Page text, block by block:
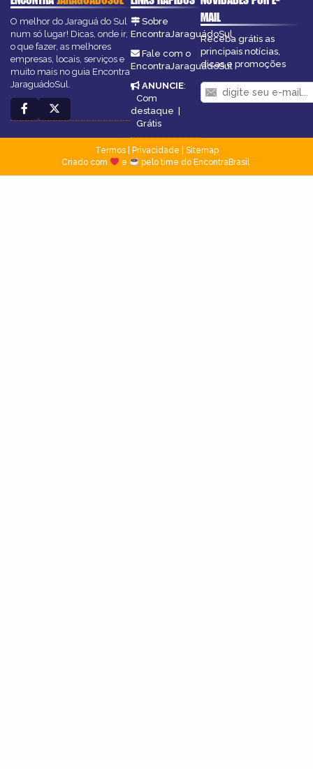
O melhor do Jaraguá do Sul
num só lugar! Dicas, onde ir,
o que fazer, as melhores
empresas, locais, serviços e
muito mais no guia Encontra
JaraguádoSul.
Sobre
EncontraJaraguádoSul
Fale com o
EncontraJaraguádoSul
ANUNCIE:
Com
destaque
Grátis
MAIL
Receba grátis as
principais notícias,
dicas e promoções
Termos| Privacidade
Sitemap
Criado com
e pelo time do EncontraBrasil